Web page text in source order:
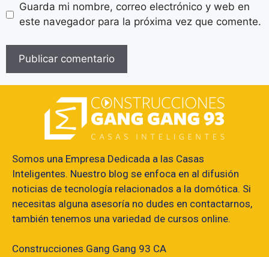
Guarda mi nombre, correo electrónico y web en
este navegador para la próxima vez que comente.
Somos una Empresa Dedicada a las Casas
Inteligentes. Nuestro blog se enfoca en al difusión
noticias de tecnología relacionados a la domótica. Si
necesitas alguna asesoría no dudes en contactarnos,
también tenemos una variedad de cursos online.
Construcciones Gang Gang 93 CA